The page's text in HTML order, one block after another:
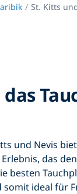
St. Kitts
und Nevis
das
besten
somit ideal für